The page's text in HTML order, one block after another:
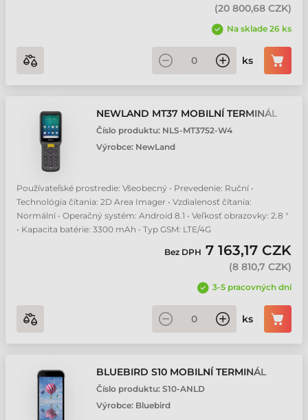
(20 800,68 CZK)
Na sklade 26 ks
ks
NEWLAND MT37 MOBILNÍ TERMINÁL
Číslo produktu: NLS-MT3752-W4
Výrobce: NewLand
Používateľské prostredie: Všeobecný • Prevedenie: Ruční •
Technológia čítania: 2D Area Imager • Vzdialenosť čítania:
Normální • Operačný systém: Android 8.1 • Veľkosť obrazovky: 2.8 "
• Kapacita batérie: 3300 mAh • Typ GSM: LTE/4G
Bez DPH 7 163,17 CZK
(8 810,7 CZK)
3-5 pracovných dní
ks
BLUEBIRD S10 MOBILNÍ TERMINÁL
Číslo produktu: S10-ANLD
Výrobce: Bluebird